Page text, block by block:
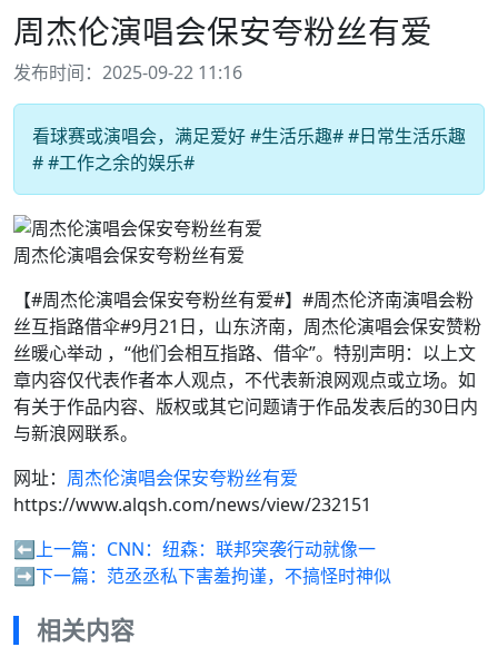
周杰伦演唱会保安夸粉丝有爱
发布时间：2025-09-22 11:16
看球赛或演唱会，满足爱好 #生活乐趣# #日常生活乐趣
# #工作之余的娱乐#
周杰伦演唱会保安夸粉丝有爱
【#周杰伦演唱会保安夸粉丝有爱#】#周杰伦济南演唱会粉
丝互指路借伞#9月21日，山东济南，周杰伦演唱会保安赞粉
丝暖心举动 ，“他们会相互指路、借伞”。特别声明：以上文
章内容仅代表作者本人观点，不代表新浪网观点或立场。如
有关于作品内容、版权或其它问题请于作品发表后的30日内
与新浪网联系。
网址： 周杰伦演唱会保安夸粉丝有爱
https://www.alqsh.com/news/view/232151
⬅️上一篇： CNN：纽森：联邦突袭行动就像一
➡️下一篇： 范丞丞私下害羞拘谨，不搞怪时神似
相关内容